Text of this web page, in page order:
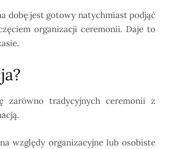
dobę jest gotowy natychmiast podjąć
organizacji ceremonii. Daje to
zarówno tradycyjnych ceremonii z
względy organizacyjne lub osobiste